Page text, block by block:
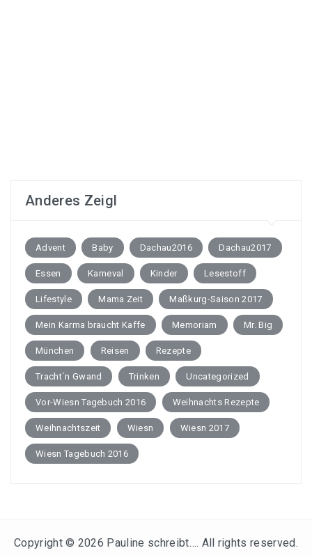
Anderes Zeigl
Advent Baby Dachau2016 Dachau2017
Essen Karneval Kinder Lesestoff
Lifestyle Mama Zeit Maßkurg-Saison 2017
Mein Karma braucht Kaffe Memoriam Mr. Big
München Reisen Rezepte
Tracht´n Gwand Trinken Uncategorized
Vor-Wiesn Tagebuch 2016 Weihnachts Rezepte
Weihnachtszeit Wiesn Wiesn 2017
Wiesn Tagebuch 2016
Copyright © 2026 Pauline schreibt…. All rights reserved.